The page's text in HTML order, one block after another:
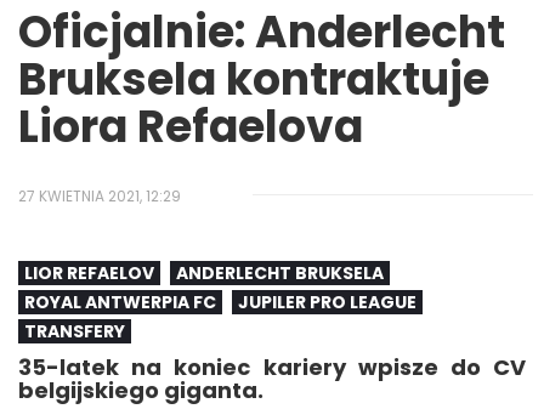
Oficjalnie: Anderlecht
Bruksela kontraktuje
Liora Refaelova
27 KWIETNIA 2021, 12:29
LIOR REFAELOV
ANDERLECHT BRUKSELA
ROYAL ANTWERPIA FC
JUPILER PRO LEAGUE
TRANSFERY
35-latek na koniec kariery wpisze do CV
belgijskiego giganta.